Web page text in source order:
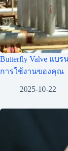
Butterfly Valve แบ
การใช้งานของคุณ
2025-10-22